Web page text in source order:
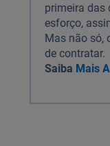
primeira das
esforço,
Mas não só,
de contratar.
Saiba Mais